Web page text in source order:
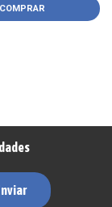
COMPRAR